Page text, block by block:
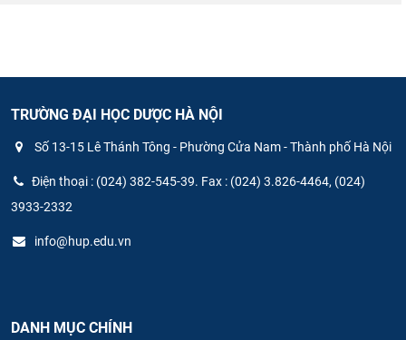
TRƯỜNG ĐẠI HỌC DƯỢC HÀ NỘI
Số 13-15 Lê Thánh Tông - Phường Cửa Nam - Thành phố Hà Nội
Điện thoại : (024) 382-545-39. Fax : (024) 3.826-4464, (024)
3933-2332
info@hup.edu.vn
DANH MỤC CHÍNH